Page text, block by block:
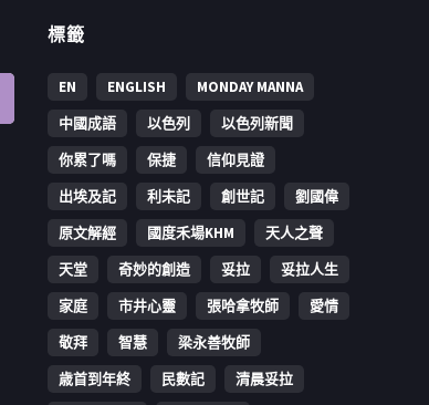
標籤
EN ENGLISH
MONDAY MANNA
中國成語
以色列
以色列新聞
你累了嗎
保捷
信仰見證
出埃及記
利未記 創世記
劉國偉
原文解經
國度禾場KHM
天人之聲
天堂
奇妙的創造 妥拉
妥拉人生
家庭
市井心靈 張哈拿牧師
愛情
敬拜
智慧
梁永善牧師
歳首到年終
民數記 清晨妥拉